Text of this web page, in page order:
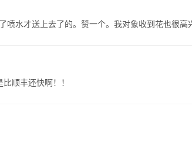
喷水才送上去了的。赞一个。我对象收到花也很高
顺丰还快啊！！